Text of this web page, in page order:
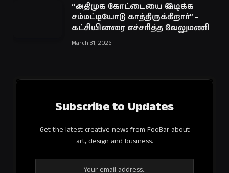
“அதிமுக கோட்டையை இடிக்க
சம்மட்டியோடு காத்திருக்கிறார்” –
கட்சியினரை எச்சரித்த வேலுமணி
March 31, 2026
Subscribe to Updates
Get the latest creative news from FooBar about
art, design and business.